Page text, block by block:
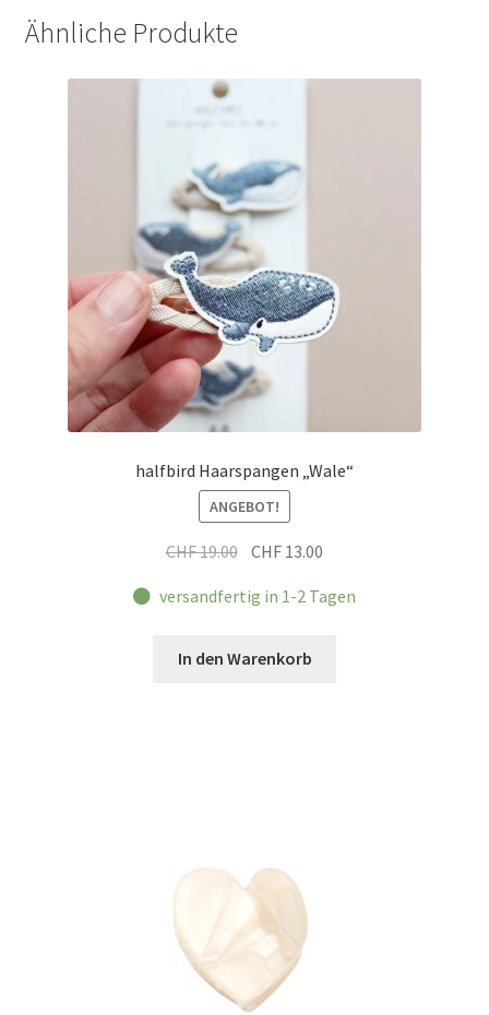
Ähnliche Produkte
halfbird Haarspangen „Wale“
ANGEBOT!
CHF19.00 Ursprünglicher
war:
CHF 13.00
ist:
versandfertig in 1-2 Tagen
In den Warenkorb